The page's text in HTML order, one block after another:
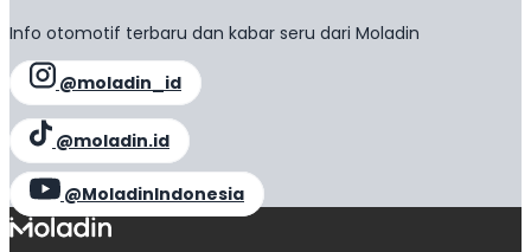
Info otomotif terbaru dan kabar seru dari Moladin
@moladin_id
@moladin.id
@MoladinIndonesia